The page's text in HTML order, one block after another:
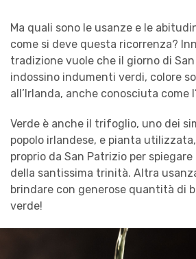
Ma quali sono le usanze e le
come si deve questa ricorrenza?
tradizione vuole che il giorno di
indossino indumenti verdi, colore
all’Irlanda, anche conosciuta come
Verde è anche il trifoglio, uno dei
popolo irlandese, e pianta
proprio da San Patrizio per
della santissima trinità. Altra
brindare con generose quantità di
verde!